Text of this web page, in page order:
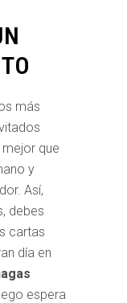
más
que
y
Así,
debes
cartas
día en
espera